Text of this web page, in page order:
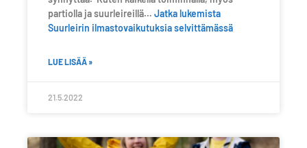
partiolla ja suurleireillä… Jatka lukemista
Suurleirin ilmastovaikutuksia selvittämässä
LUE LISÄÄ »
21.5.2022